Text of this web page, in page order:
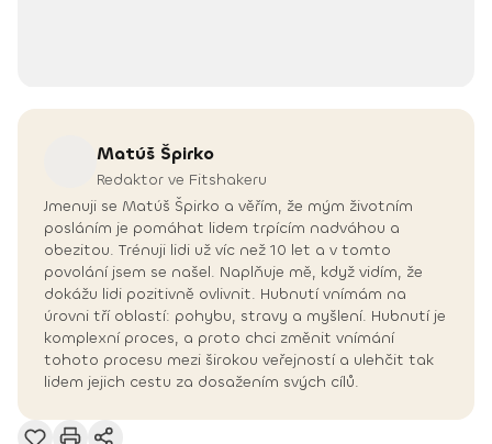
Matúš Špirko
Redaktor ve Fitshakeru
Jmenuji se Matúš Špirko a věřím, že mým životním
posláním je pomáhat lidem trpícím nadváhou a
obezitou. Trénuji lidi už víc než 10 let a v tomto
povolání jsem se našel. Naplňuje mě, když vidím, že
dokážu lidi pozitivně ovlivnit. Hubnutí vnímám na
úrovni tří oblastí: pohybu, stravy a myšlení. Hubnutí je
komplexní proces, a proto chci změnit vnímání
tohoto procesu mezi širokou veřejností a ulehčit tak
lidem jejich cestu za dosažením svých cílů.